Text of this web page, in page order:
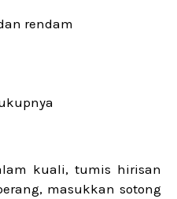
rendam
kuali, tumis hirisan
masukkan sotong